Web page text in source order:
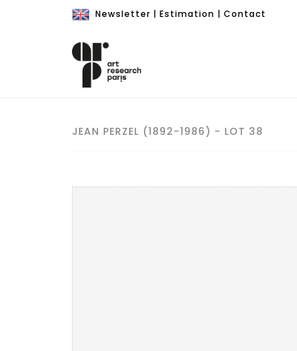
Newsletter | Estimation | Contact
JEAN PERZEL (1892-1986) - LOT 38